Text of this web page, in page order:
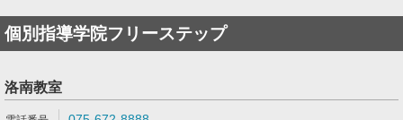
個別指導学院フリーステップ
洛南教室